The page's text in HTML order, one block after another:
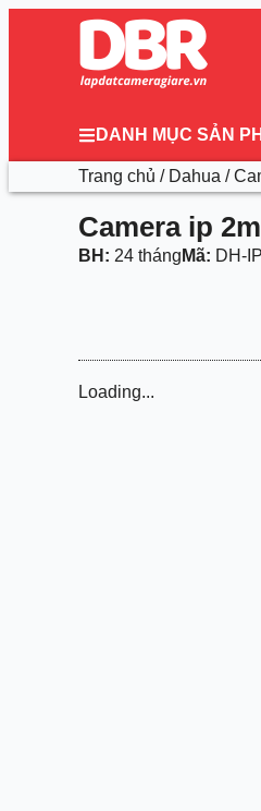
DANH MỤC SẢN
Trang chủ / Dahua /
Camera ip
BH: 24 tháng Mã: DH-
Loading...